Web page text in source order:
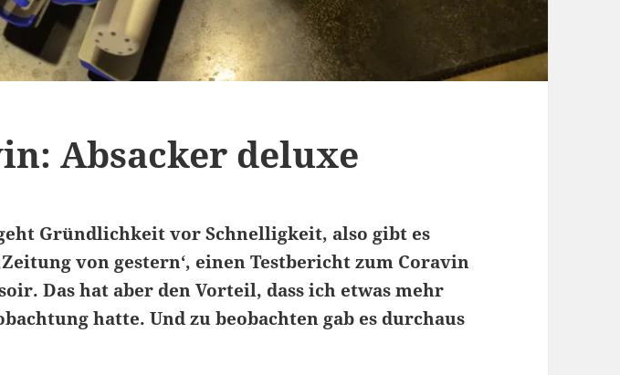
Absacker deluxe
Gründlichkeit vor Schnelligkeit, also gibt es
von gestern‘, einen Testbericht zum Coravin
Das hat aber den Vorteil, dass ich etwas mehr
hatte. Und zu beobachten gab es durchaus